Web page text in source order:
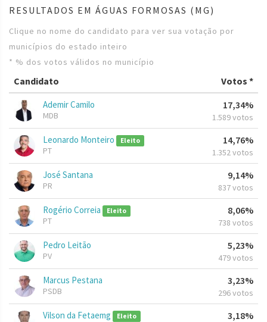
RESULTADOS EM ÁGUAS FORMOSAS (MG)
Clique no nome do candidato para ver sua votação por
municípios do estado inteiro
* % dos votos válidos no município
Candidato Votos *
Ademir Camilo
MDB
17,34%
1.589 votos
Leonardo Monteiro Eleito
PT
14,76%
1.352 votos
José Santana
PR
9,14%
837 votos
Rogério Correia Eleito
PT
8,06%
738 votos
Pedro Leitão
PV
5,23%
479 votos
Marcus Pestana
PSDB
3,23%
296 votos
Vilson da Fetaemg Eleito 3,18%